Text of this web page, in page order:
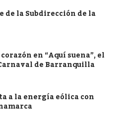
de la Subdirección de la
en “Aquí suena”, el
de Barranquilla
a la energía eólica con